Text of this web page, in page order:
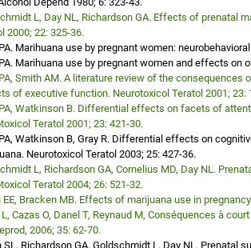
L, Day NL, Richardson GA. Effects of prenatal
2000; 22: 325-36.
Marihuana use by pregnant women:
Marihuana use by pregnant women and effects on
Smith AM. A literature review of the
of executive function. Neurotoxicol Teratol 2001; 23:
Watkinson B. Differential effects on facets of
Teratol 2001; 23: 421-30.
Watkinson B, Gray R. Differential effects on
Neurotoxicol Teratol 2003; 25: 427-36.
L, Richardson GA, Cornelius MD, Day NL.
Teratol 2004; 26: 521-32.
EE, Bracken MB. Effects of marijuana use in
L, Cazas O, Danel T, Reynaud M, Conséquences à
2006; 35: 62-70.
SL, Richardson GA, Goldschmidt L, Day NL.